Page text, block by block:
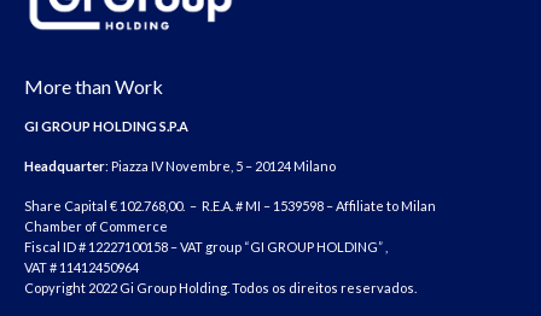
More than Work
GI GROUP HOLDING S.P.A
Headquarter: Piazza IV Novembre, 5 – 20124 Milano
Share Capital € 102.768,00. – R.E.A. # MI – 1539598 – Affiliate to Milan
Chamber of Commerce
Fiscal ID # 12227100158 – VAT group “GI GROUP HOLDING” ,
VAT # 11412450964
Copyright 2022 Gi Group Holding. Todos os direitos reservados.